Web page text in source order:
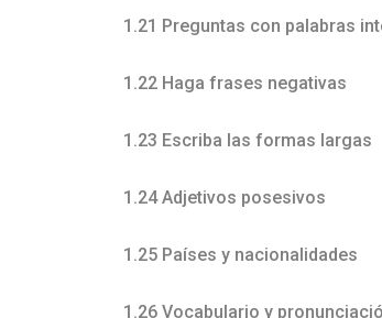
1.21 Preguntas con palabras
1.22 Haga frases negativas
1.23 Escriba las formas largas
1.24 Adjetivos posesivos
1.25 Países y nacionalidades
1.26 Vocabulario y